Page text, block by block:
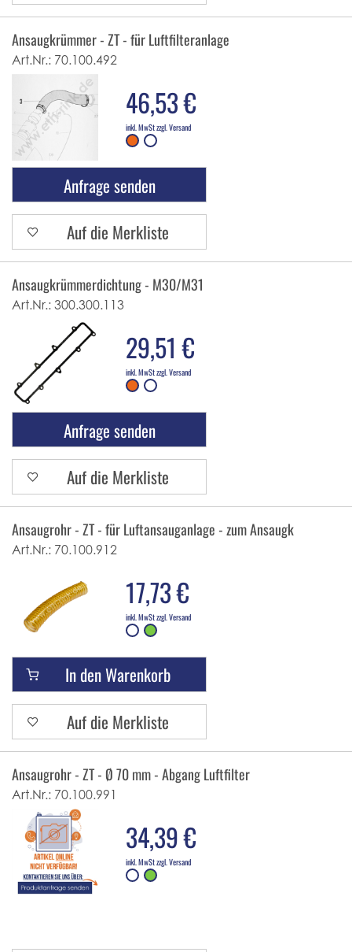
Ansaugkrümmer - ZT - für Luftfilteranlage
Art.Nr.: 70.100.492
46,53 €
inkl. MwSt zzgl. Versand
Anfrage senden
Auf die Merkliste
Ansaugkrümmerdichtung - M30/M31
Art.Nr.: 300.300.113
29,51 €
inkl. MwSt zzgl. Versand
Anfrage senden
Auf die Merkliste
Ansaugrohr - ZT - für Luftansauganlage - zum Ansaugkrümmer -
Art.Nr.: 70.100.912
17,73 €
inkl. MwSt zzgl. Versand
In den Warenkorb
Auf die Merkliste
Ansaugrohr - ZT - Ø 70 mm - Abgang Luftfilter
Art.Nr.: 70.100.991
34,39 €
inkl. MwSt zzgl. Versand